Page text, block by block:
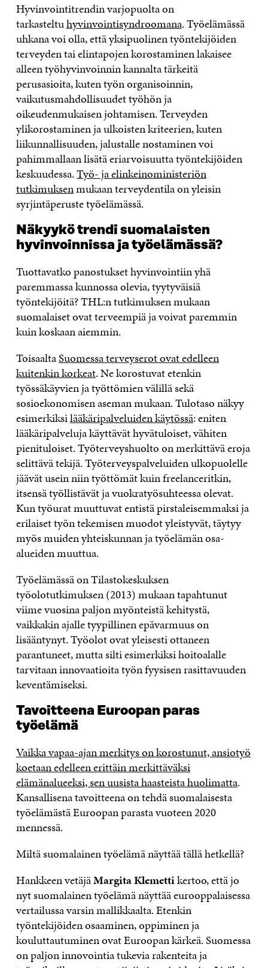
Hyvinvointitrendin varjopuolta on
tarkasteltuhyvinvointisyndroomana. Työelämässä
uhkana voi olla, että yksipuolinen työntekijöiden
terveyden tai elintapojen korostaminen lakaisee
alleen työhyvinvoinnin kannalta tärkeitä
perusasioita, kuten työn organisoinnin,
vaikutusmahdollisuudet työhön ja
oikeudenmukaisen johtamisen. Terveyden
ylikorostaminen ja ulkoisten kriteerien, kuten
liikunnallisuuden, jalustalle nostaminen voi
pahimmallaan lisätä eriarvoisuutta työntekijöiden
keskuudessa.Työ- ja elinkeinoministeriön
tutkimuksenmukaan terveydentila on yleisin
syrjintäperuste työelämässä.
Näkyykö trendi suomalaisten
hyvinvoinnissa ja työelämässä?
Tuottavatko panostukset hyvinvointiin yhä
paremmassa kunnossa olevia, tyytyväisiä
työntekijöitä? THL:n tutkimuksen mukaan
suomalaiset ovat terveempiä ja voivat paremmin
kuin koskaan aiemmin.
ToisaaltaSuomessa terveyserot ovat edelleen
kuitenkin korkeat. Ne korostuvat etenkin
työssäkäyvien ja työttömien välillä sekä
sosioekonomisen aseman mukaan. Tulotaso näkyy
esimerkiksilääkäripalveluiden käytössä: eniten
lääkäripalveluja käyttävät hyvätuloiset, vähiten
pienituloiset. Työterveyshuolto on merkittävä eroja
selittävä tekijä. Työterveyspalveluiden ulkopuolelle
jäävät usein niin työttömät kuin freelanceritkin,
itsensä työllistävät ja vuokratyösuhteessa olevat.
Kun työurat muuttuvat entistä pirstaleisemmaksi ja
erilaiset työn tekemisen muodot yleistyvät, täytyy
myös muiden yhteiskunnan ja työelämän osa-
alueiden muuttua.
Työelämässä on Tilastokeskuksen
työolotutkimuksen (2013) mukaan tapahtunut
viime vuosina paljon myönteistä kehitystä,
vaikkakin ajalle tyypillinen epävarmuus on
lisääntynyt. Työolot ovat yleisesti ottaneen
parantuneet, mutta silti esimerkiksi hoitoalalle
tarvitaan innovaatioita työn fyysisen rasittavuuden
keventämiseksi.
Tavoitteena Euroopan paras
työelämä
Vaikka vapaa-ajan merkitys on korostunut, ansiotyö
koetaan edelleen erittäin merkittäväksi
elämänalueeksi, sen uusista haasteista huolimatta.
Kansallisena tavoitteena on tehdä suomalaisesta
työelämästä Euroopan parasta vuoteen 2020
mennessä.
Miltä suomalainen työelämä näyttää tällä hetkellä?
Hankkeen vetäjäMargita Klemettikertoo, että jo
nyt suomalainen työelämä näyttää eurooppalaisessa
vertailussa varsin mallikkaalta. Etenkin
työntekijöiden osaaminen, oppiminen ja
kouluttautuminen ovat Euroopan kärkeä. Suomessa
on paljon innovointia tukevia rakenteita ja